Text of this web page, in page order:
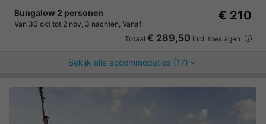
Bungalow 2 personen
Van 30 okt tot 2 nov, 3 nachten, Vanaf
€ 210
Totaal € 289,50 incl. toeslagen
Bekijk alle accommodaties (17)